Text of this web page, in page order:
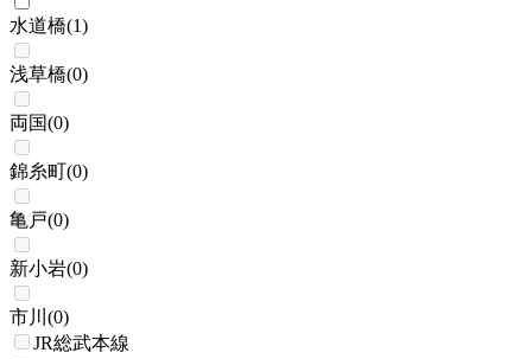
水道橋(1)
浅草橋(0)
両国(0)
錦糸町(0)
亀戸(0)
新小岩(0)
市川 (0)
JR総武本線